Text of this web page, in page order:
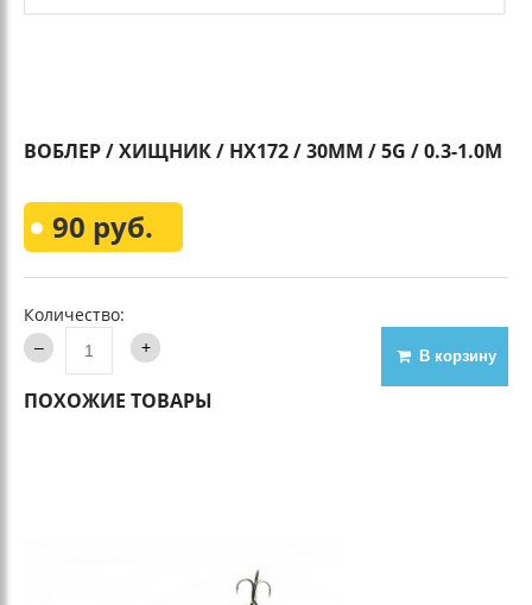
ВОБЛЕР / ХИЩНИК / HX172 / 30MM / 5G / 0.3-1.0M
90 руб.
Количество:
В корзину
ПОХОЖИЕ ТОВАРЫ